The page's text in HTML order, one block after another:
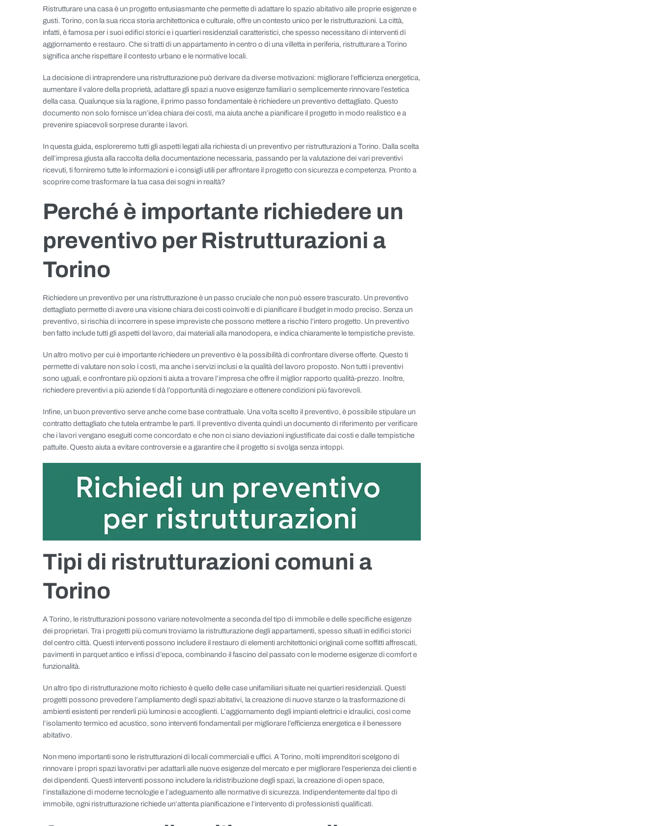
Ristrutturare una casa è un progetto entusiasmante che permette di adattare lo spazio abitativo alle proprie esigenze e
gusti. Torino, con la sua ricca storia architettonica e culturale, offre un contesto unico per le ristrutturazioni. La città,
infatti, è famosa per i suoi edifici storici e i quartieri residenziali caratteristici, che spesso necessitano di interventi di
aggiornamento e restauro. Che si tratti di un appartamento in centro o di una villetta in periferia, ristrutturare a Torino
significa anche rispettare il contesto urbano e le normative locali.
La decisione di intraprendere una ristrutturazione può derivare da diverse motivazioni: migliorare l’efficienza energetica,
aumentare il valore della proprietà, adattare gli spazi a nuove esigenze familiari o semplicemente rinnovare l’estetica
della casa. Qualunque sia la ragione, il primo passo fondamentale è richiedere un preventivo dettagliato. Questo
documento non solo fornisce un’idea chiara dei costi, ma aiuta anche a pianificare il progetto in modo realistico e a
prevenire spiacevoli sorprese durante i lavori.
In questa guida, esploreremo tutti gli aspetti legati alla richiesta di un preventivo per ristrutturazioni a Torino. Dalla scelta
dell’impresa giusta alla raccolta della documentazione necessaria, passando per la valutazione dei vari preventivi
ricevuti, ti forniremo tutte le informazioni e i consigli utili per affrontare il progetto con sicurezza e competenza. Pronto a
scoprire come trasformare la tua casa dei sogni in realtà?
Perché è importante richiedere un
preventivo per Ristrutturazioni a
Torino
Richiedere un preventivo per una ristrutturazione è un passo cruciale che non può essere trascurato. Un preventivo
dettagliato permette di avere una visione chiara dei costi coinvolti e di pianificare il budget in modo preciso. Senza un
preventivo, si rischia di incorrere in spese impreviste che possono mettere a rischio l’intero progetto. Un preventivo
ben fatto include tutti gli aspetti del lavoro, dai materiali alla manodopera, e indica chiaramente le tempistiche previste.
Un altro motivo per cui è importante richiedere un preventivo è la possibilità di confrontare diverse offerte. Questo ti
permette di valutare non solo i costi, ma anche i servizi inclusi e la qualità del lavoro proposto. Non tutti i preventivi
sono uguali, e confrontare più opzioni ti aiuta a trovare l’impresa che offre il miglior rapporto qualità-prezzo. Inoltre,
richiedere preventivi a più aziende ti dà l’opportunità di negoziare e ottenere condizioni più favorevoli.
Infine, un buon preventivo serve anche come base contrattuale. Una volta scelto il preventivo, è possibile stipulare un
contratto dettagliato che tutela entrambe le parti. Il preventivo diventa quindi un documento di riferimento per verificare
che i lavori vengano eseguiti come concordato e che non ci siano deviazioni ingiustificate dai costi e dalle tempistiche
pattuite. Questo aiuta a evitare controversie e a garantire che il progetto si svolga senza intoppi.
Tipi di ristrutturazioni comuni a
Torino
A Torino, le ristrutturazioni possono variare notevolmente a seconda del tipo di immobile e delle specifiche esigenze
dei proprietari. Tra i progetti più comuni troviamo la ristrutturazione degli appartamenti, spesso situati in edifici storici
del centro città. Questi interventi possono includere il restauro di elementi architettonici originali come soffitti affrescati,
pavimenti in parquet antico e infissi d’epoca, combinando il fascino del passato con le moderne esigenze di comfort e
funzionalità.
Un altro tipo di ristrutturazione molto richiesto è quello delle case unifamiliari situate nei quartieri residenziali. Questi
progetti possono prevedere l’ampliamento degli spazi abitativi, la creazione di nuove stanze o la trasformazione di
ambienti esistenti per renderli più luminosi e accoglienti. L’aggiornamento degli impianti elettrici e idraulici, così come
l’isolamento termico ed acustico, sono interventi fondamentali per migliorare l’efficienza energetica e il benessere
abitativo.
Non meno importanti sono le ristrutturazioni di locali commerciali e uffici. A Torino, molti imprenditori scelgono di
rinnovare i propri spazi lavorativi per adattarli alle nuove esigenze del mercato e per migliorare l’esperienza dei clienti e
dei dipendenti. Questi interventi possono includere la ridistribuzione degli spazi, la creazione di open space,
l’installazione di moderne tecnologie e l’adeguamento alle normative di sicurezza. Indipendentemente dal tipo di
immobile, ogni ristrutturazione richiede un’attenta pianificazione e l’intervento di professionisti qualificati.